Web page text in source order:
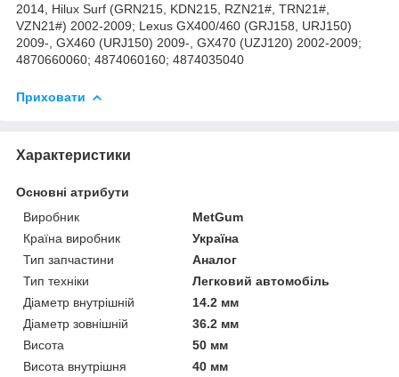
2014, Hilux Surf (GRN215, KDN215, RZN21#, TRN21#,
VZN21#) 2002-2009; Lexus GX400/460 (GRJ158, URJ150)
2009-, GX460 (URJ150) 2009-, GX470 (UZJ120) 2002-2009;
4870660060; 4874060160; 4874035040
Приховати
Характеристики
Основні атрибути
Виробник
MetGum
Країна виробник
Україна
Тип запчастини
Аналог
Тип техніки
Легковий автомобіль
Діаметр внутрішній
14.2 мм
Діаметр зовнішній
36.2 мм
Висота
50 мм
Висота внутрішня
40 мм